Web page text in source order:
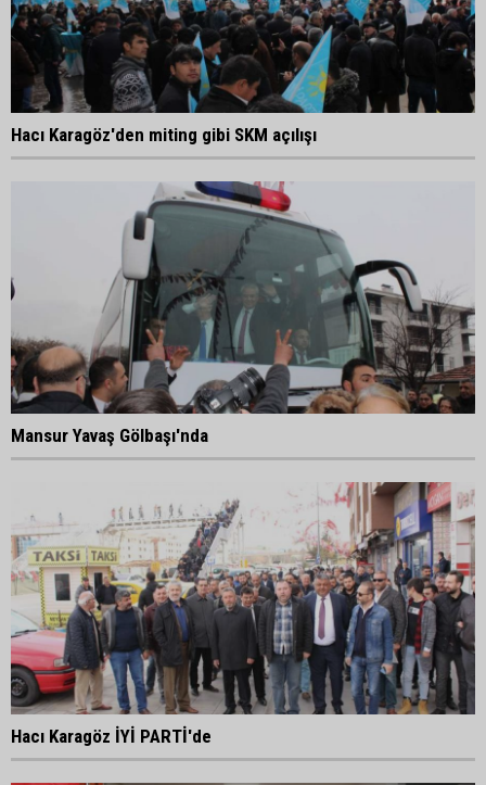
Hacı Karagöz'den miting gibi SKM açılışı
Mansur Yavaş Gölbaşı'nda
Hacı Karagöz İYİ PARTİ'de